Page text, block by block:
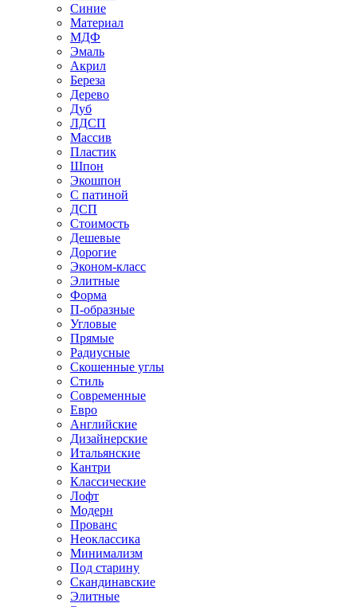
Синие
Материал
МДФ
Эмаль
Акрил
Береза
Дерево
Дуб
ЛДСП
Массив
Пластик
Шпон
Экошпон
С патиной
ДСП
Стоимость
Дешевые
Дорогие
Эконом-класс
Элитные
Форма
П-образные
Угловые
Прямые
Радиусные
Скошенные углы
Стиль
Современные
Евро
Английские
Дизайнерские
Итальянские
Кантри
Классические
Лофт
Модерн
Прованс
Неоклассика
Минимализм
Под старину
Скандинавские
Элитные